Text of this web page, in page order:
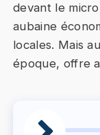
devant le
aubaine
locales. Mais
époque, offre